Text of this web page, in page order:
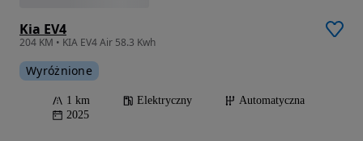
Kia EV4
204 KM • KIA EV4 Air 58.3 Kwh
Wyróżnione
1 km Elektryczny
Automatyczna
2025